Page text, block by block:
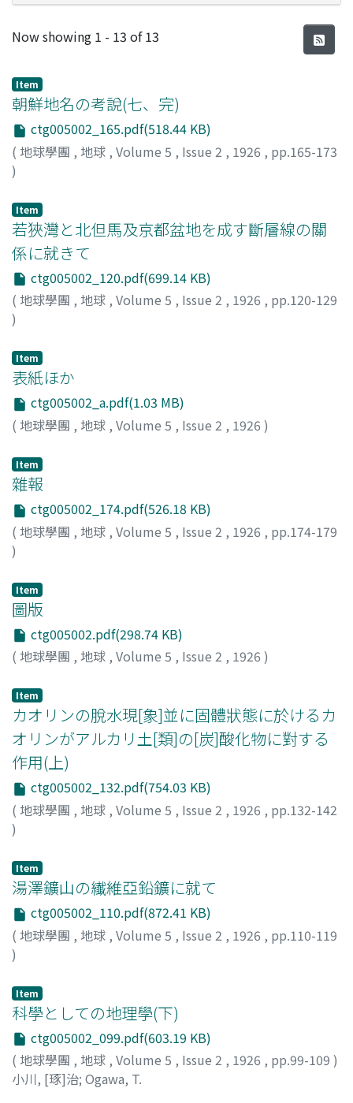
Recent Submissions
Now showing 1 - 13 of 13
Item
朝鮮地名の考說(七、完)
ctg005002_165.pdf(518.44 KB)
( 地球學團 , 地球 , Volume 5 , Issue 2 , 1926 , pp.165-173
)
Item
若狹灣と北但馬及京都盆地を成す斷層線の關
係に就きて
ctg005002_120.pdf(699.14 KB)
( 地球學團 , 地球 , Volume 5 , Issue 2 , 1926 , pp.120-129
)
Item
表紙ほか
ctg005002_a.pdf(1.03 MB)
( 地球學團 , 地球 , Volume 5 , Issue 2 , 1926 )
Item
雜報
ctg005002_174.pdf(526.18 KB)
( 地球學團 , 地球 , Volume 5 , Issue 2 , 1926 , pp.174-179
)
Item
圖版
ctg005002.pdf(298.74 KB)
( 地球學團 , 地球 , Volume 5 , Issue 2 , 1926 )
Item
カオリンの脫水現[象]並に固體狀態に於けるカ
オリンがアルカリ土[類]の[炭]酸化物に對する
作用(上)
ctg005002_132.pdf(754.03 KB)
( 地球學團 , 地球 , Volume 5 , Issue 2 , 1926 , pp.132-142
)
Item
湯澤鑛山の纎維亞鉛鑛に就て
ctg005002_110.pdf(872.41 KB)
( 地球學團 , 地球 , Volume 5 , Issue 2 , 1926 , pp.110-119
)
Item
科學としての地理學(下)
ctg005002_099.pdf(603.19 KB)
( 地球學團 , 地球 , Volume 5 , Issue 2 , 1926 , pp.99-109 )
小川, [琢]治; Ogawa, T.